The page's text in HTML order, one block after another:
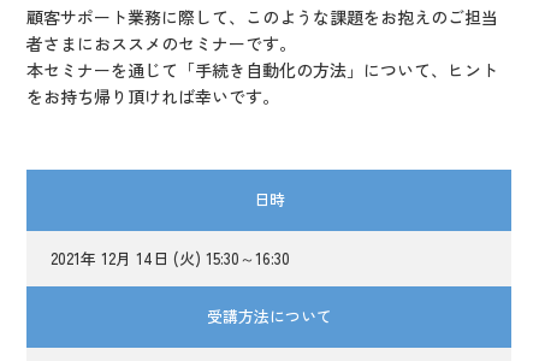
顧客サポート業務に際して、このような課題をお抱えのご担当
者さまにおススメのセミナーです。
本セミナーを通じて「手続き自動化の方法」について、ヒント
をお持ち帰り頂ければ幸いです。
日時
2021年 12月 14日 (火) 15:30～16:30
受講方法について